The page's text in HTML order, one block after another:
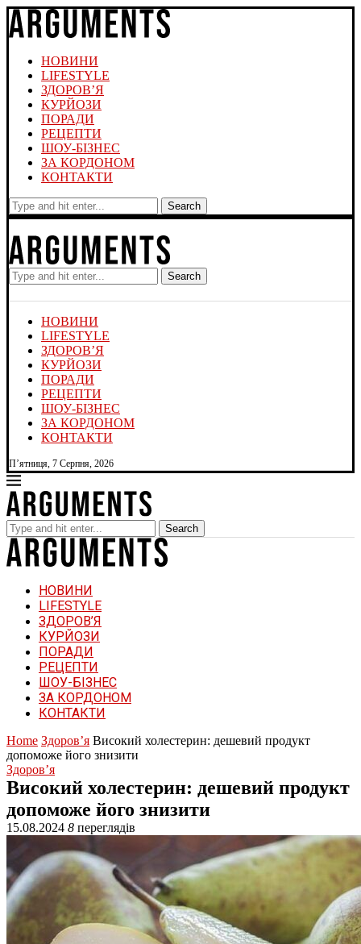
НОВИНИ
LIFESTYLE
ЗДОРОВ’Я
КУРЙОЗИ
ПОРАДИ
РЕЦЕПТИ
ШОУ-БІЗНЕС
ЗА КОРДОНОМ
КОНТАКТИ
Search
Search
НОВИНИ
LIFESTYLE
ЗДОРОВ’Я
КУРЙОЗИ
ПОРАДИ
РЕЦЕПТИ
ШОУ-БІЗНЕС
ЗА КОРДОНОМ
КОНТАКТИ
П’ятниця, 7 Серпня, 2026
Search
НОВИНИ
LIFESTYLE
ЗДОРОВ’Я
КУРЙОЗИ
ПОРАДИ
РЕЦЕПТИ
ШОУ-БІЗНЕС
ЗА КОРДОНОМ
КОНТАКТИ
Home Здоров’я Високий холестерин: дешевий продукт
допоможе його знизити
Здоров’я
Високий холестерин: дешевий продукт
допоможе його знизити
15.08.2024 8 переглядів